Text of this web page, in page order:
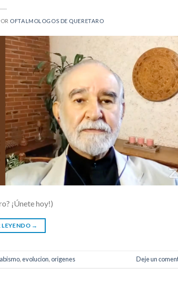
OFTALMOLOGOS DE QUERETARO
¡Únete hoy!)
→
,evolucion,origenes Deje un